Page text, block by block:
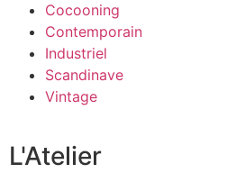
Cocooning
Contemporain
Industriel
Scandinave
Vintage
L'Atelier